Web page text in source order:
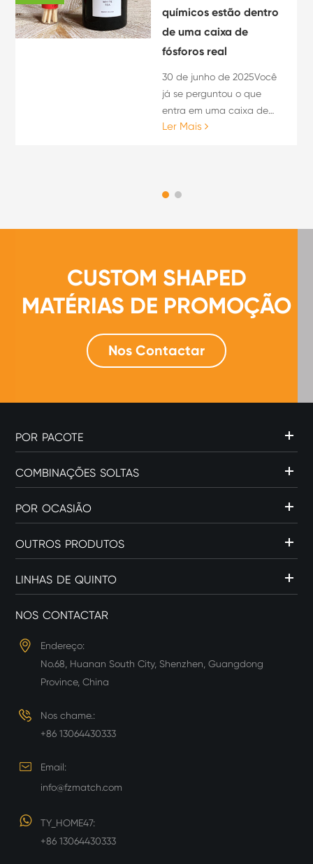
químicos estão dentro
de uma caixa de
fósforos real
30 de junho de 2025Você
já se perguntou o que
entra em uma caixa de
fósforos - ou como ela é
estar proc...
Ler Mais
CUSTOM SHAPED
MATÉRIAS DE PROMOÇÃO
Nos Contactar
POR PACOTE
COMBINAÇÕES SOLTAS
POR OCASIÃO
OUTROS PRODUTOS
LINHAS DE QUINTO
NOS CONTACTAR
Endereço:
No.68, Huanan South City, Shenzhen, Guangdong
Province, China
Nos chame.:
+86 13064430333
Email:
info@fzmatch.com
TY_HOME47:
+86 13064430333